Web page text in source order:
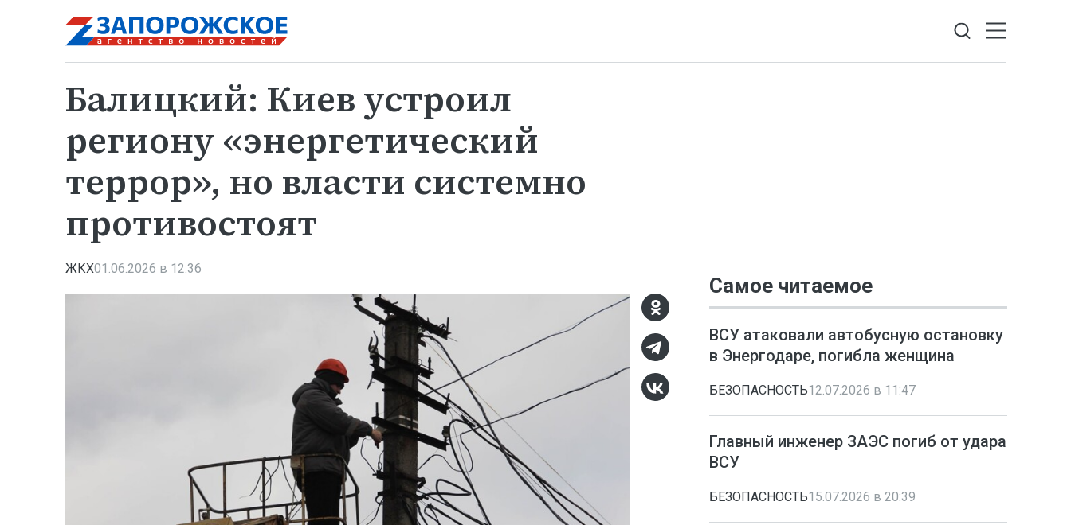
Балицкий: Киев устроил
региону «энергетический
террор», но власти системно
противостоят
ЖКХ01.06.2026 в 12:36
Самое читаемое
ВСУ атаковали автобусную остановку
в Энергодаре, погибла женщина
БЕЗОПАСНОСТЬ12.07.2026 в 11:47
Главный инженер ЗАЭС погиб от удара
ВСУ
БЕЗОПАСНОСТЬ15.07.2026 в 20:39